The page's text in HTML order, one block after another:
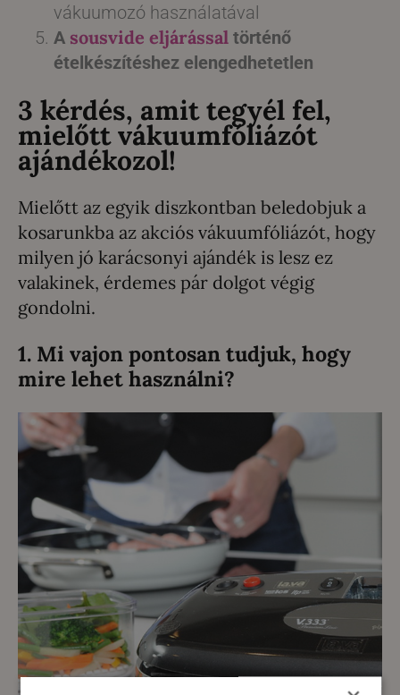
vákuumozó használatával
A sousvide eljárással történő
ételkészítéshez elengedhetetlen
3 kérdés, amit tegyél fel,
mielőtt vákuumfóliázót
ajándékozol!
Mielőtt az egyik diszkontban beledobjuk a
kosarunkba az akciós vákuumfóliázót, hogy
milyen jó karácsonyi ajándék is lesz ez
valakinek, érdemes pár dolgot végig
gondolni.
1. Mi vajon pontosan tudjuk, hogy
mire lehet használni?